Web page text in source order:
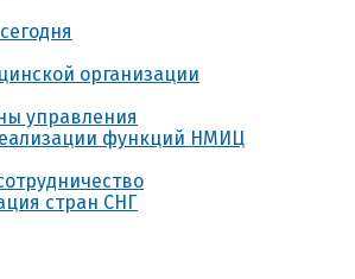
организации
управления
функций НМИЦ
стран СНГ